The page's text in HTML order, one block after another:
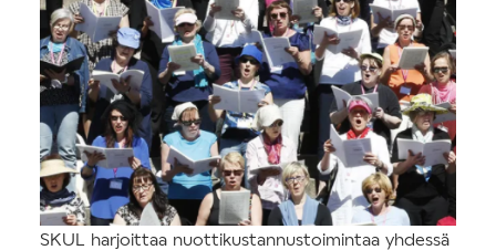
SKUL harjoittaa nuottikustannustoimintaa yhdessä